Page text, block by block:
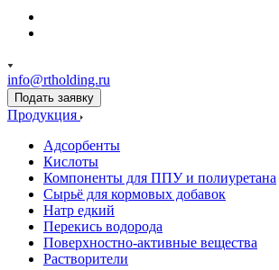
info@rtholding.ru
Подать заявку
Продукция
Адсорбенты
Кислоты
Компоненты для ППУ и полиуретана
Сырьё для кормовых добавок
Натр едкий
Перекись водорода
Поверхностно-активные вещества
Растворители